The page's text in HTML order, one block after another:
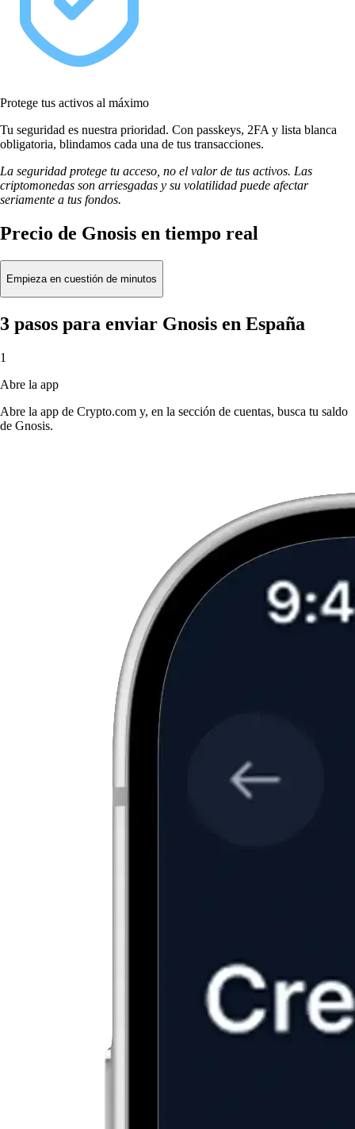
Protege tus activos al máximo
Tu seguridad es nuestra prioridad. Con passkeys, 2FA y lista blanca
obligatoria, blindamos cada una de tus transacciones.
La seguridad protege tu acceso, no el valor de tus activos. Las
criptomonedas son arriesgadas y su volatilidad puede afectar
seriamente a tus fondos.
Precio de Gnosis en tiempo real
Empieza en cuestión de minutos
3 pasos para enviar Gnosis en España
1
Abre la app
Abre la app de Crypto.com y, en la sección de cuentas, busca tu saldo
de Gnosis.